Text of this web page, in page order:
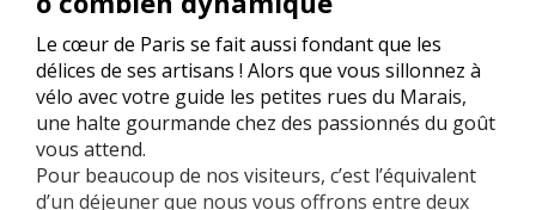
Le cœur de Paris se fait aussi fondant que les
délices de ses artisans ! Alors que vous sillonnez à
vélo avec votre guide les petites rues du Marais,
une halte gourmande chez des passionnés du goût
vous attend.
Pour beaucoup de nos visiteurs, c’est l’équivalent
d’un déjeuner que nous vous offrons entre deux